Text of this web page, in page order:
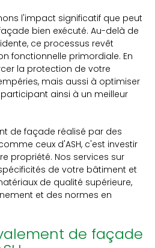
l'impact significatif que peut
bien exécuté. Au-delà de
ce processus revêt
fonctionnelle primordiale. En
la protection de votre
mais aussi à optimiser
ainsi à un meilleur
de façade réalisé par des
ceux d'ASH, c'est investir
propriété. Nos services sur
de votre bâtiment et
de qualité supérieure,
et des normes en
de façade